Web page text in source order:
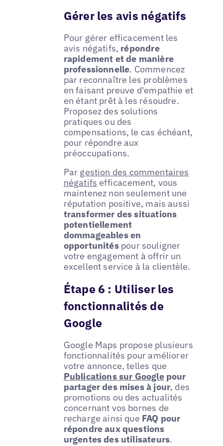
Gérer les avis négatifs
Pour gérer efficacement les
avis négatifs, répondre
rapidement et de manière
professionnelle. Commencez
par reconnaître les problèmes
en faisant preuve d'empathie et
en étant prêt à les résoudre.
Proposez des solutions
pratiques ou des
compensations, le cas échéant,
pour répondre aux
préoccupations.
Par gestion des commentaires
négatifs efficacement, vous
maintenez non seulement une
réputation positive, mais aussi
transformer des situations
potentiellement
dommageables en
opportunitéspour souligner
votre engagement à offrir un
excellent service à la clientèle.
Étape 6 : Utiliser les
fonctionnalités de
Google
Google Maps propose plusieurs
fonctionnalités pour améliorer
votre annonce, telles que
Publications sur Googlepour
partager des mises à jour, des
promotions ou des actualités
concernant vos bornes de
recharge ainsi que FAQ pour
répondre aux questions
urgentes des utilisateurs.